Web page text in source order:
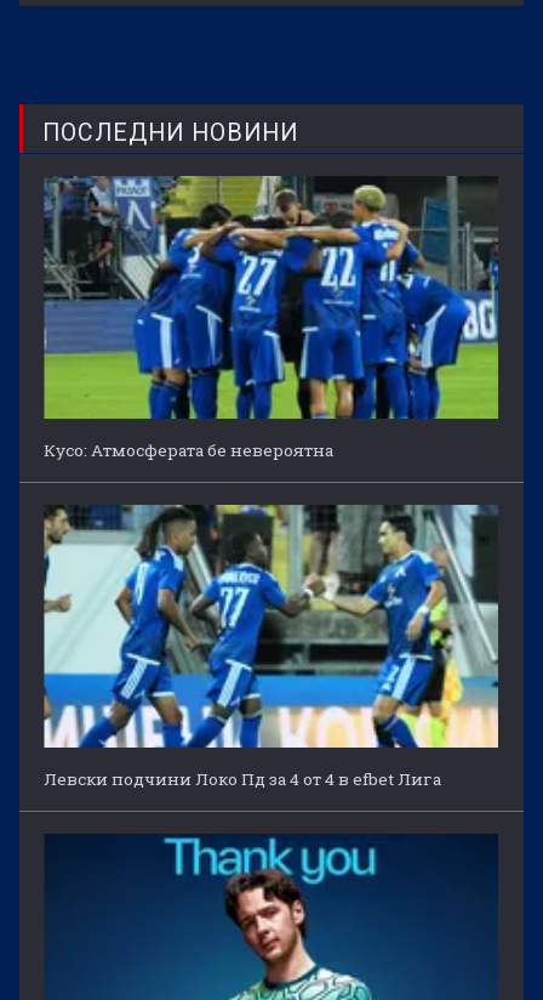
ПОСЛЕДНИ НОВИНИ
Кусо: Атмосферата бе невероятна
Левски подчини Локо Пд за 4 от 4 в efbet Лига